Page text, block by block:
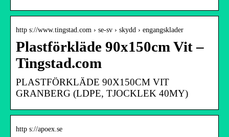
http s://www.tingstad.com › se-sv › skydd › engangsklader
Plastförkläde 90x150cm Vit –
Tingstad.com
PLASTFÖRKLÄDE 90X150CM VIT
GRANBERG (LDPE, TJOCKLEK 40MY)
http s://apoex.se